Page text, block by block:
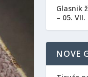
Glasnik
– 05. VII.
NOVE